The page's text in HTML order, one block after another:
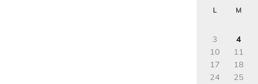
L M
3
4
10
11
17
18
24
25